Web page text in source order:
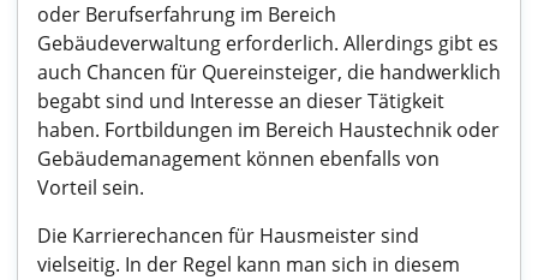
oder Berufserfahrung im Bereich
Gebäudeverwaltung erforderlich. Allerdings gibt es
auch Chancen für Quereinsteiger, die handwerklich
begabt sind und Interesse an dieser Tätigkeit
haben. Fortbildungen im Bereich Haustechnik oder
Gebäudemanagement können ebenfalls von
Vorteil sein.
Die Karrierechancen für Hausmeister sind
vielseitig. In der Regel kann man sich in diesem